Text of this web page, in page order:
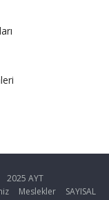
2025 AYT
Meslekler
SAYISAL